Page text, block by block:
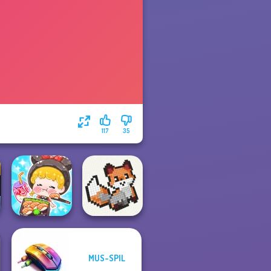
35
117
ASMR Girl:
Livestream
Mukbang
MUS-SPIL